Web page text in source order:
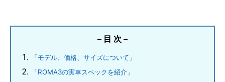
– 目 次 –
「モデル、価格、サイズについて」
「ROMA3の実車スペックを紹介」